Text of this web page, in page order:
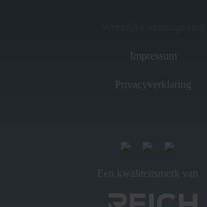
Impressum
Privacyverklaring
Een kwaliteitsmerk van